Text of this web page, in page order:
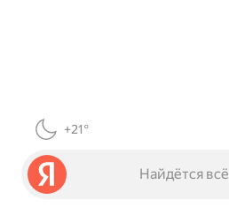
+21°
Найдётся всё